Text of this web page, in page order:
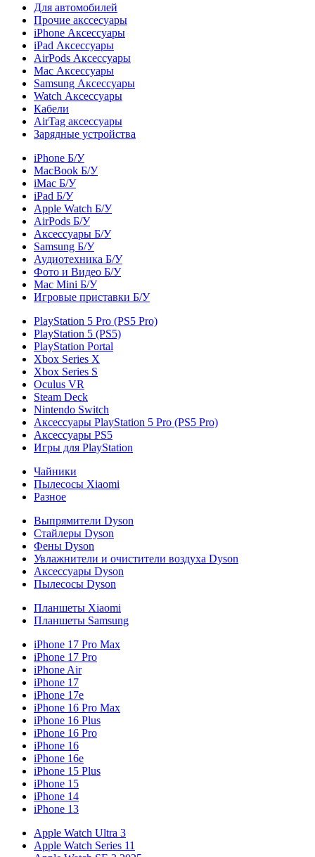
Для автомобилей
Прочие акссесуары
iPhone Аксессуары
iPad Аксессуары
AirPods Аксессуары
Mac Аксессуары
Samsung Аксессуары
Watch Аксессуары
Кабели
AirTag аксессуары
Зарядные устройства
iPhone Б/У
MacBook Б/У
iMac Б/У
iPad Б/У
Apple Watch Б/У
AirPods Б/У
Аксессуары Б/У
Samsung Б/У
Аудиотехника Б/У
Фото и Видео Б/У
Mac Mini Б/У
Игровые приставки Б/У
PlayStation 5 Pro (PS5 Pro)
PlayStation 5 (PS5)
PlayStation Portal
Xbox Series X
Xbox Series S
Oculus VR
Steam Deck
Nintendo Switch
Аксессуары PlayStation 5 Pro (PS5 Pro)
Аксессуары PS5
Игры для PlayStation
Чайники
Пылесосы Xiaomi
Разное
Выпрямители Dyson
Стайлеры Dyson
Фены Dyson
Увлажнители и очистители воздуха Dyson
Аксессуары Dyson
Пылесосы Dyson
Планшеты Xiaomi
Планшеты Samsung
iPhone 17 Pro Max
iPhone 17 Pro
iPhone Air
iPhone 17
iPhone 17e
iPhone 16 Pro Max
iPhone 16 Plus
iPhone 16 Pro
iPhone 16
iPhone 16e
iPhone 15 Plus
iPhone 15
iPhone 14
iPhone 13
Apple Watch Ultra 3
Apple Watch Series 11